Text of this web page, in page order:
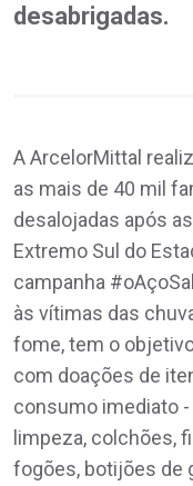
desabrigadas.
A ArcelorMittal
as mais de 40 mil
desalojadas após
Extremo Sul do
campanha
às vítimas das
fome, tem o
com doações de
consumo imediato
limpeza, colchões,
fogões, botijões de